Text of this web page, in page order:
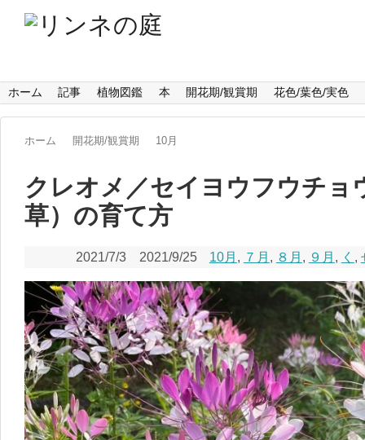
ホーム 記事 植物図鑑 本 開花期/観賞期 花色/葉色/実色
ホーム 開花期/観賞期 10月
クレオメ／セイヨウフウチョ
草）の育て方
2021/7/3 2021/9/25 10月 , ７月 , ８月 , ９月 , く ,